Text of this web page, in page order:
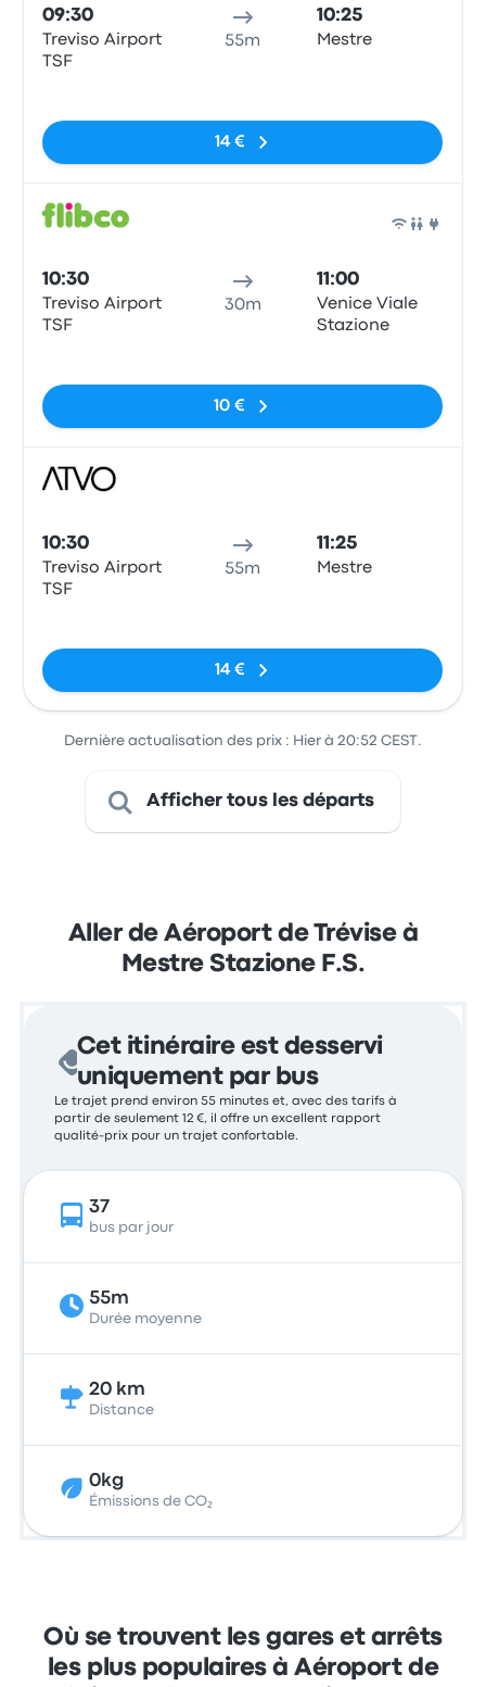
09:30
Treviso Airport
TSF
55m
10:25
Mestre
14 €
10:30
Treviso Airport
TSF
30m
11:00
Venice Viale
Stazione
10 €
10:30
Treviso Airport
TSF
55m
11:25
Mestre
14 €
Dernière actualisation des prix : Hier à 20:52 CEST.
Afficher tous les départs
Aller de Aéroport de Trévise à
Mestre Stazione F.S.
Cet itinéraire est desservi
uniquement par bus
Le trajet prend environ 55 minutes et, avec des tarifs à
partir de seulement 12 €, il offre un excellent rapport
qualité-prix pour un trajet confortable.
37
bus par jour
55m
Durée moyenne
20 km
Distance
0kg
Émissions de CO₂
Où se trouvent les gares et arrêts
les plus populaires à Aéroport de